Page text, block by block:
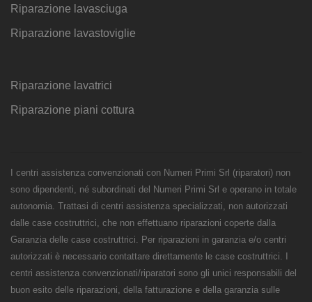
Riparazione lavasciuga
Riparazione lavastoviglie
Riparazione lavatrici
Riparazione piani cottura
I centri assistenza convenzionati con Numeri Primi Srl (riparatori) non
sono dipendenti, né subordinati del Numeri Primi Srl e operano in totale
autonomia. Trattasi di centri assistenza specializzati, non autorizzati
dalle case costruttrici, che non effettuano riparazioni coperte dalla
Garanzia delle case costruttrici. Per riparazioni in garanzia e/o centri
autorizzati è necessario contattare direttamente le case costruttrici. I
centri assistenza convenzionati/riparatori sono gli unici responsabili del
buon esito delle riparazioni, della fatturazione e della garanzia sulle